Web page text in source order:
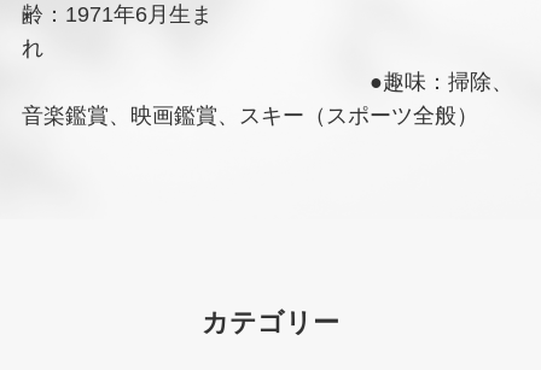
齢：1971年6月生ま
れ
●趣味：掃除、
音楽鑑賞、映画鑑賞、スキー（スポーツ全般）
カテゴリー